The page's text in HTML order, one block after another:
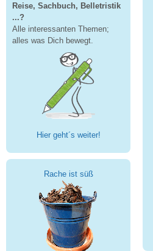
Reise, Sachbuch, Belletristik
...?
Alle interessanten Themen;
alles was Dich bewegt.
Hier geht´s weiter!
Rache ist süß